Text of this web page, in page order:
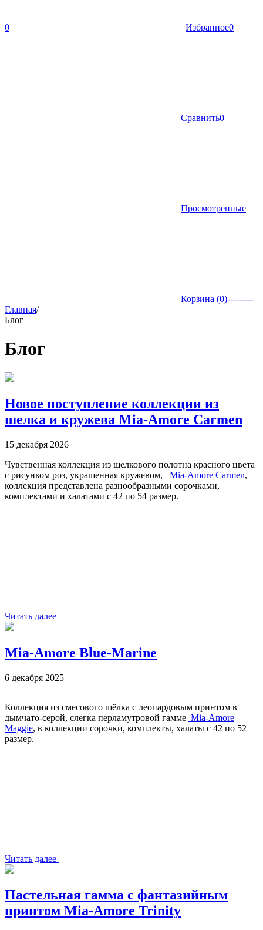
0 Избранное0
Сравнить0
Просмотренные
Корзина (0)---------
Главная/
Блог
Блог
Новое поступление коллекции из
шелка и кружева Mia-Amore Carmen
15 декабря 2026
Чувственная коллекция из шелкового полотна красного цвета
с рисунком роз, украшенная кружевом,
Mia-Amore Carmen,
коллекция представлена разнообразными сорочками,
комплектами и халатами с 42 по 54 размер.
Читать далее
Mia-Amore Blue-Marine
6 декабря 2025
Коллекция из смесового шёлка с леопардовым принтом в
дымчато-серой, слегка перламутровой гамме Mia-Amore
Maggie, в коллекции сорочки, комплекты, халаты с 42 по 52
размер.
Читать далее
Пастельная гамма с фантазийным
принтом Mia-Amore Trinity